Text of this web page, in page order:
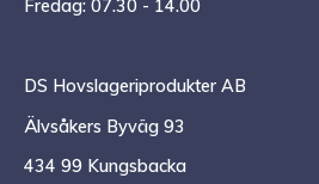
Fredag: 07.30 - 14.00
DS Hovslageriprodukter AB
Älvsåkers Byväg 93
434 99 Kungsbacka